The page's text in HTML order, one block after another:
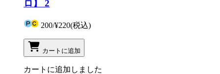
ロ】 2
200/¥220(税込)
カートに追加
カートに追加しました